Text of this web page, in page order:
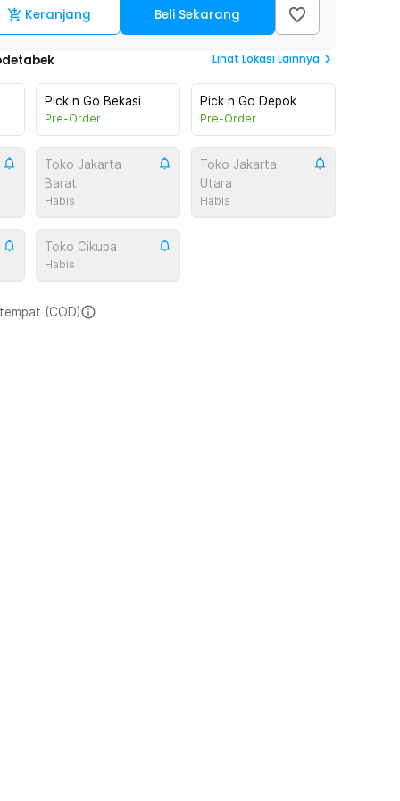
Keranjang Beli Sekarang
Lihat Lokasi Lainnya
Pick n Go Bekasi
Pre-Order
Pick n Go Depok
Pre-Order
Toko Jakarta
Barat
Habis
Toko Jakarta
Utara
Habis
Toko Cikupa
Habis
(COD)